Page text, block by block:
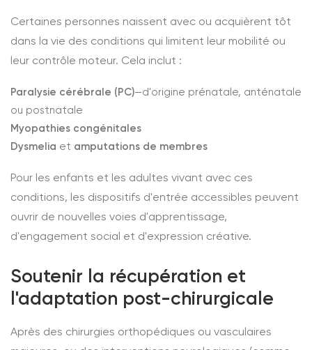
Certaines personnes naissent avec ou acquièrent tôt
dans la vie des conditions qui limitent leur mobilité ou
leur contrôle moteur. Cela inclut :
Paralysie cérébrale (PC)—d'origine prénatale, anténatale
ou postnatale
Myopathies congénitales
Dysmelia et amputations de membres
Pour les enfants et les adultes vivant avec ces
conditions, les dispositifs d'entrée accessibles peuvent
ouvrir de nouvelles voies d'apprentissage,
d'engagement social et d'expression créative.
Soutenir la récupération et
l'adaptation post-chirurgicale
Après des chirurgies orthopédiques ou vasculaires